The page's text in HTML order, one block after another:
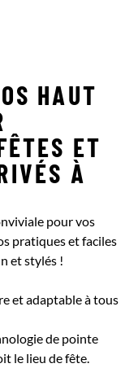
HAUT
ET
À
pour vos
pratiques et faciles
et stylés !
et adaptable à tous
de pointe
le lieu de fête.